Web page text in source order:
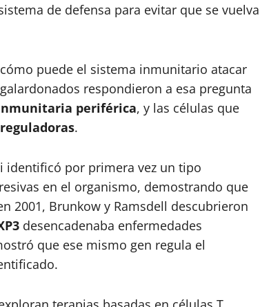
de defensa para evitar que se vuelva
puede el sistema inmunitario atacar
respondieron a esa pregunta
periférica, y las células que
.
identificó por primera vez un tipo
en el organismo, demostrando que
2001, Brunkow y Ramsdell descubrieron
desencadenaba enfermedades
que ese mismo gen regula el